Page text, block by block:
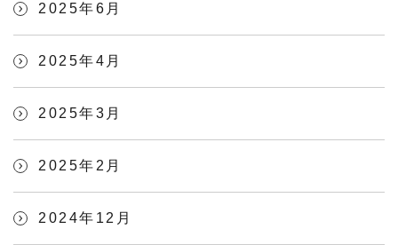
2025年6月
2025年4月
2025年3月
2025年2月
2024年12月